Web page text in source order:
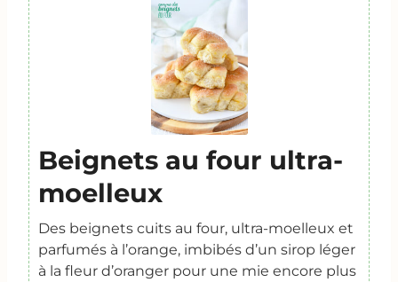
Beignets au four ultra-
moelleux
Des beignets cuits au four, ultra-moelleux et
parfumés à l’orange, imbibés d’un sirop léger
à la fleur d’oranger pour une mie encore plus